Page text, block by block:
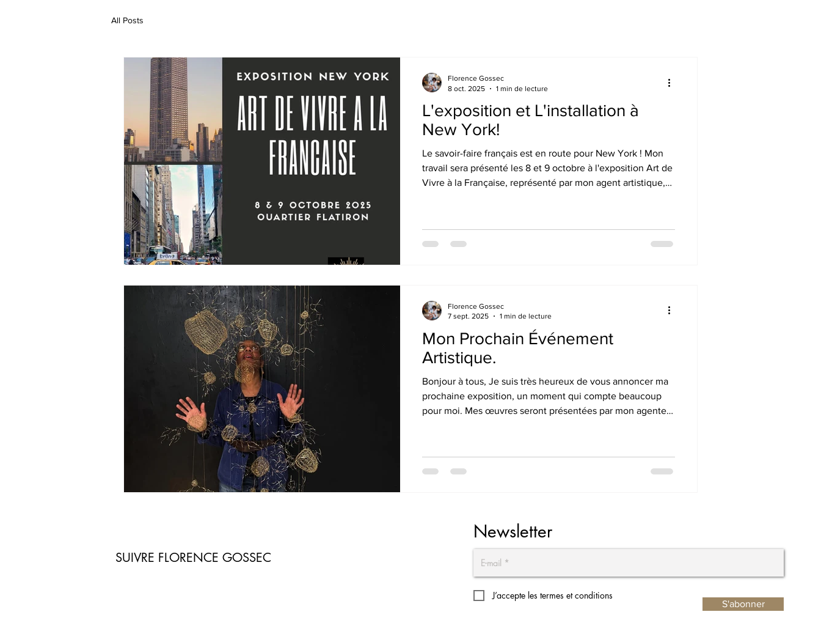
All Posts
L'exposition et L'installation à
New York!
Le savoir-faire français est en route pour New York ! Mon
travail sera présenté les 8 et 9 octobre à l'exposition Art de
Vivre à la Française, représenté par mon agent artistique,
Florence Gossec
8 oct. 2025
1 min de lecture
Mon Prochain Événement
Artistique.
Bonjour à tous, Je suis très heureux de vous annoncer ma
prochaine exposition, un moment qui compte beaucoup
pour moi. Mes œuvres seront présentées par mon agente,
posterai quelques photos de mes créations dans les jours à
venir, alors restez à l'affût ! Je vous tiendrai également
Florence Gossec
7 sept. 2025
1 min de lecture
SUIVRE FLORENCE GOSSEC
Newsletter
J’accepte les termes et conditions
S'abonner